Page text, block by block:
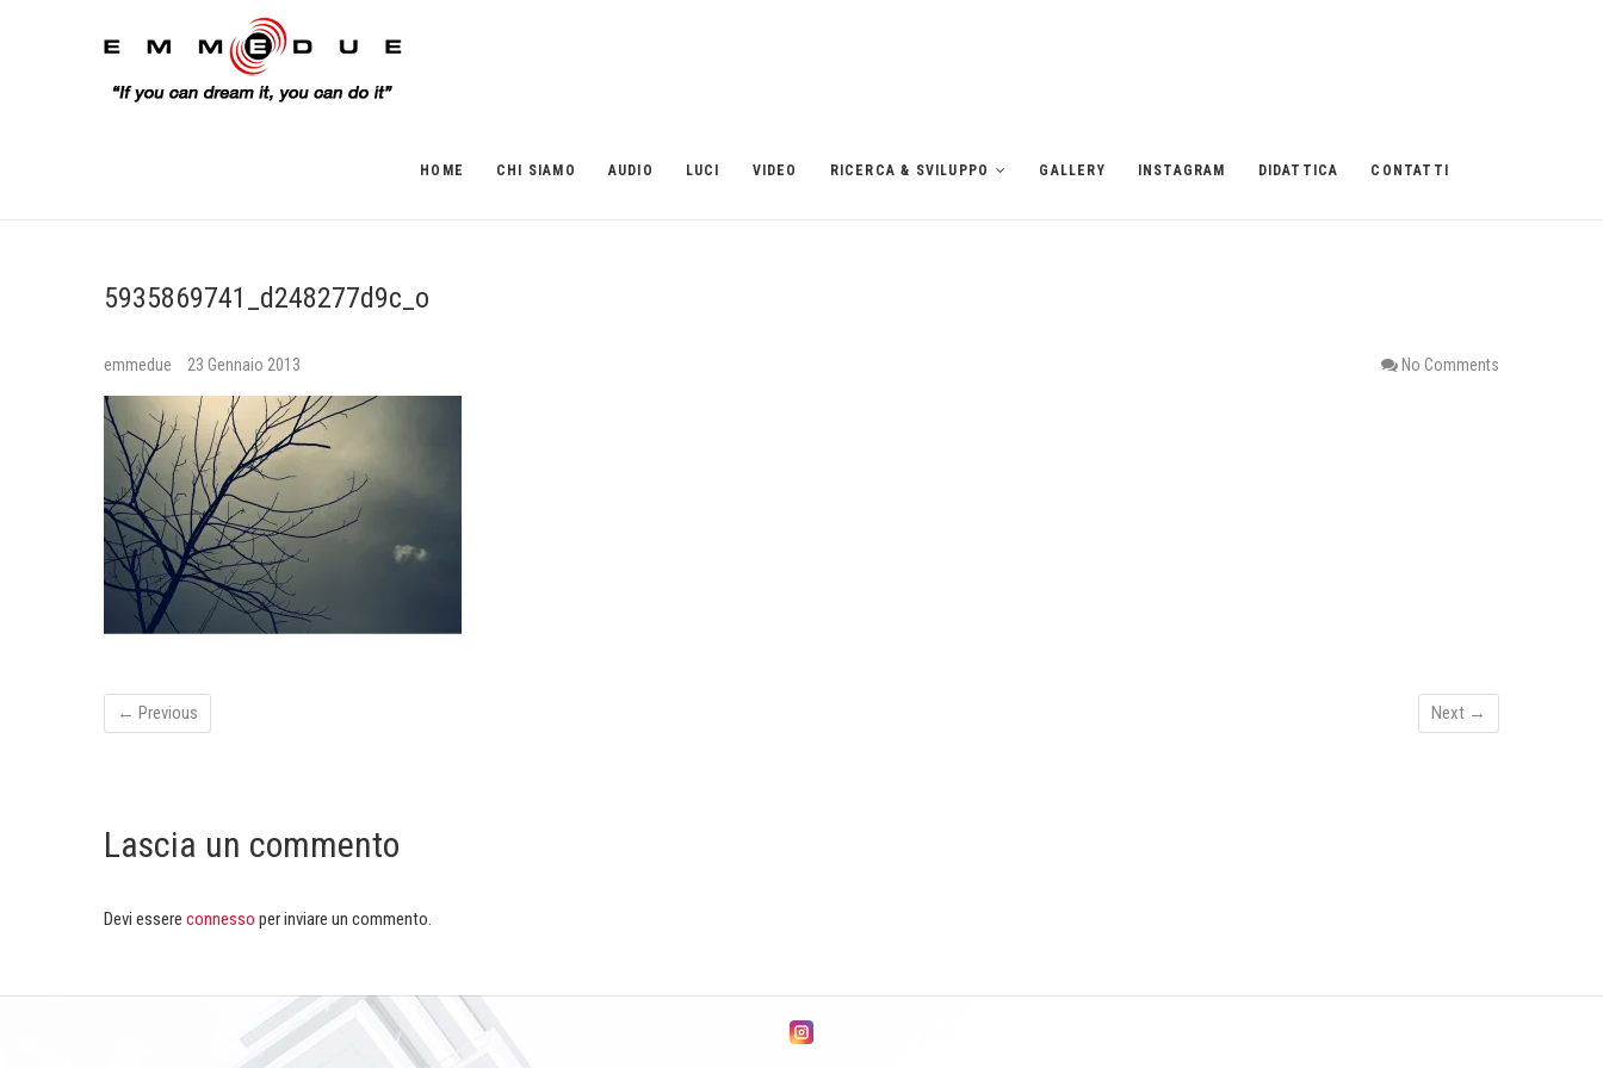
HOME CHI SIAMO AUDIO LUCI VIDEO RICERCA & SVILUPPO GALLERY INSTAGRAM DIDATTICA CONTATTI
5935869741_d248277d9c_o
emmedue 23 Gennaio 2013 No Comments
← Previous Next →
Lascia un commento
Devi essere connesso per inviare un commento.